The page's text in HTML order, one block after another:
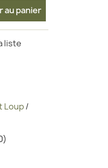
au panier
liste
Loup/